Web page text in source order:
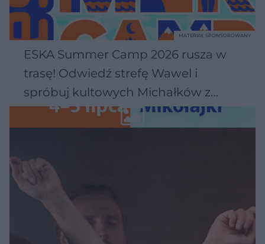
ESKA Summer Camp 2026 rusza w
trasę! Odwiedź strefę Wawel i
spróbuj kultowych Michałków z
Wawelu
MATERIAŁ SPONSOROWANY